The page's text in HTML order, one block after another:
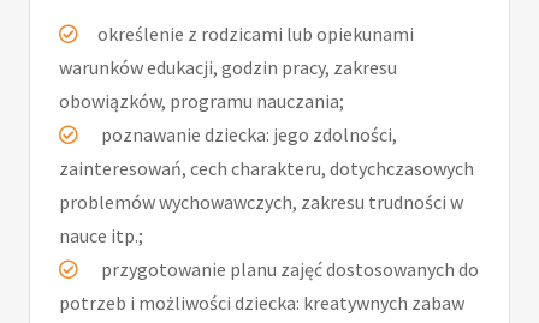
określenie z rodzicami lub opiekunami
warunków edukacji, godzin pracy, zakresu
obowiązków, programu nauczania;
poznawanie dziecka: jego zdolności,
zainteresowań, cech charakteru, dotychczasowych
problemów wychowawczych, zakresu trudności w
nauce itp.;
przygotowanie planu zajęć dostosowanych do
potrzeb i możliwości dziecka: kreatywnych zabaw